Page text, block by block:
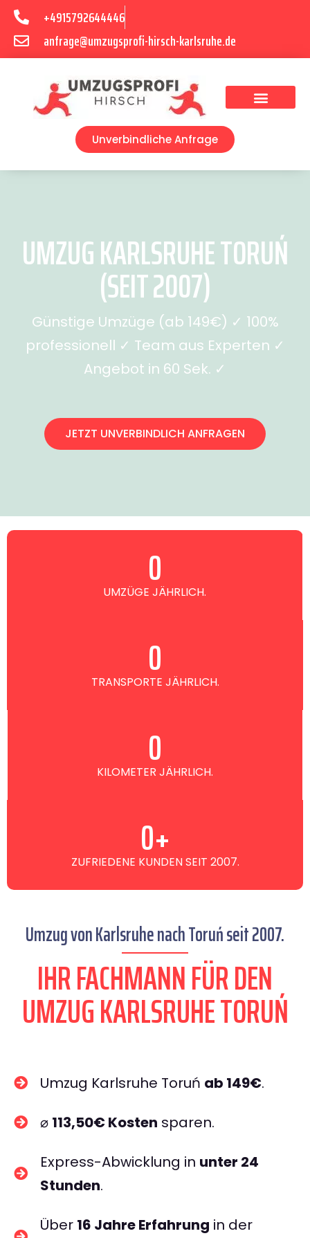
+4915792644446
anfrage@umzugsprofi-hirsch-karlsruhe.de
Unverbindliche Anfrage
UMZUG KARLSRUHE TORUŃ
(SEIT 2007)
Günstige Umzüge (ab 149€) ✓ 100%
professionell ✓ Team aus Experten ✓
Angebot in 60 Sek. ✓
JETZT UNVERBINDLICH ANFRAGEN
UMZÜGE JÄHRLICH.
0
TRANSPORTE JÄHRLICH.
0
KILOMETER JÄHRLICH.
0
ZUFRIEDENE KUNDEN SEIT 2007.
0+
Umzug von Karlsruhe nach Toruń seit 2007.
IHR FACHMANN FÜR DEN
UMZUG KARLSRUHE TORUŃ
Umzug Karlsruhe Toruń ab 149€.
⌀ 113,50€ Kosten sparen.
Express-Abwicklung in unter 24
Stunden.
Über 16 Jahre Erfahrung in der